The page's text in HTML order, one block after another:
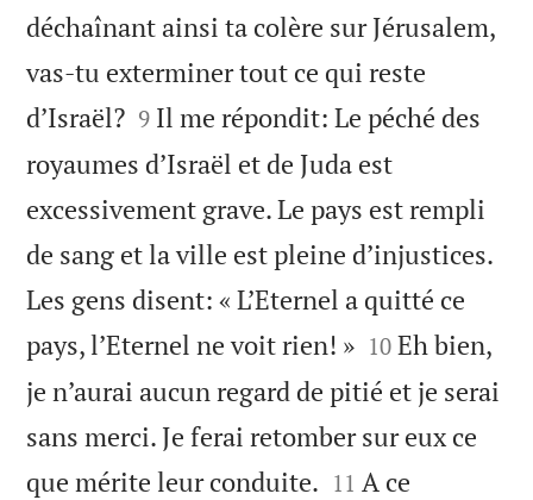
déchaînant ainsi ta colère sur Jérusalem,
vas-tu exterminer tout ce qui reste
d’Israël?
9 Il me répondit: Le péché des
royaumes d’Israël et de Juda est
excessivement grave. Le pays est rempli
de sang et la ville est pleine d’injustices.
Les gens disent: « L’Eternel a quitté ce
pays, l’Eternel ne voit rien! »
10 Eh bien,
je n’aurai aucun regard de pitié et je serai
sans merci. Je ferai retomber sur eux ce
que mérite leur conduite. 

11 A ce